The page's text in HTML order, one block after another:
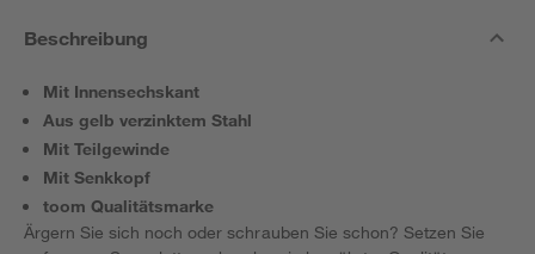
Beschreibung
Mit Innensechskant
Aus gelb verzinktem Stahl
Mit Teilgewinde
Mit Senkkopf
toom Qualitätsmarke
Ärgern Sie sich noch oder schrauben Sie schon? Setzen Sie